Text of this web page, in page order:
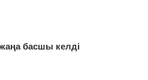
басшы келді